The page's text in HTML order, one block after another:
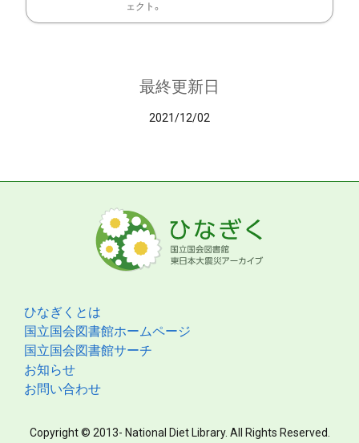
ェクト。
最終更新日
2021/12/02
ひなぎくとは
国立国会図書館ホームページ
国立国会図書館サーチ
お知らせ
お問い合わせ
Copyright © 2013- National Diet Library. All Rights Reserved.